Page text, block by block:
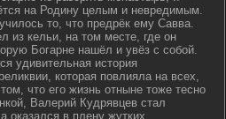
на Родину целым и невредимым.
то, что предрёк ему Савва.
из кельи, на том месте, где он
Богарне нашёл и увёз с собой.
удивительная история
которая повлияла на всех,
что его жизнь отныне тоже тесно
Валерий Кудрявцев стал
оказался в плену жутких,